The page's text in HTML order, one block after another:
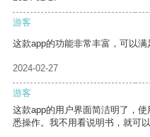
游客
这款app的功能非常丰富，可以满
2024-02-27
游客
这款app的用户界面简洁明了，
悉操作。我不用看说明书，就可